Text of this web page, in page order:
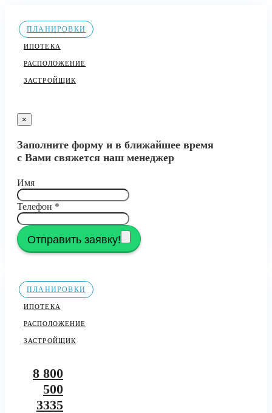
ПЛАНИРОВКИ
ИПОТЕКА
РАСПОЛОЖЕНИЕ
ЗАСТРОЙЩИК
×
Заполните форму и в ближайшее время
с Вами свяжется наш менеджер
Имя
Телефон *
Отправить заявку!
ПЛАНИРОВКИ
ИПОТЕКА
РАСПОЛОЖЕНИЕ
ЗАСТРОЙЩИК
8 800
500
3335